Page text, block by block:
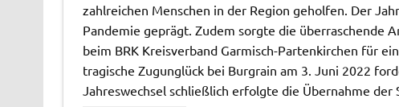
zahlreichen Menschen in der Region geholfen. Der
Pandemie geprägt. Zudem sorgte die überraschende
beim BRK Kreisverband Garmisch-Partenkirchen für
tragische Zugunglück bei Burgrain am 3. Juni 2022
Jahreswechsel schließlich erfolgte die Übernahme der